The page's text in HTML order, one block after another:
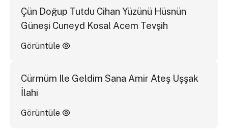
Çün Doğup Tutdu Cihan Yüzünü Hüsnün
Güneşi Cuneyd Kosal Acem Tevşih
Görüntüle
Cürmüm Ile Geldim Sana Amir Ateş Uşşak
İlahi
Görüntüle